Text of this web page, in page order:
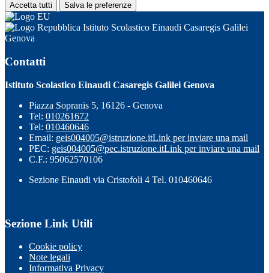
Accetta tutti Salva le preferenze
Istituto Scolastico Einaudi Casaregis Galilei
Genova
Contatti
Istituto Scolastico Einaudi Casaregis Galilei Genova
Piazza Sopranis 5, 16126 - Genova
Tel: 010261672
Tel: 010460646
Email: geis004005@istruzione.itLink per inviare una mail
PEC: geis004005@pec.istruzione.itLink per inviare una mail
C.F.: 95062570106
Sezione Einaudi via Cristofoli 4 Tel. 010460646
Sezione Link Utili
Cookie policy
Note legali
Informativa Privacy